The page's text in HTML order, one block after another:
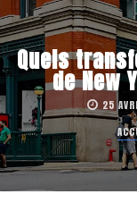
Quels
de New
25